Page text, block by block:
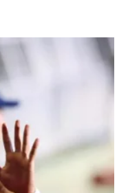
GIFA
memberi
dan individu atas
perbankan dan
angka atau aset,
keadilan sosial
bahawa